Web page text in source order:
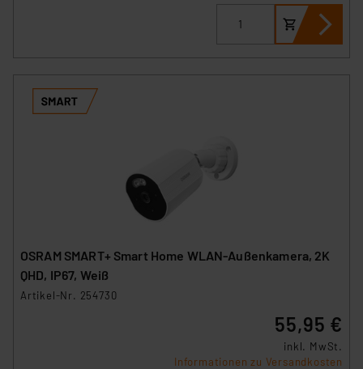
OSRAM SMART+ Smart Home WLAN-Außenkamera, 2K
QHD, IP67, Weiß
Artikel-Nr. 254730
55,95 €
inkl. MwSt.
Informationen zu Versandkosten